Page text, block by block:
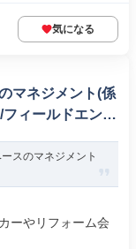
気になる
マネジメント(係
ィールドエンジ
スのマネジメント
ーやリフォーム会